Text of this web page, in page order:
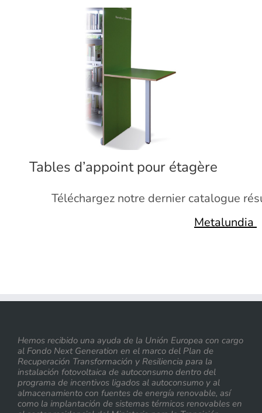
Tables d’appoint pour étagère
Téléchargez notre dernier catalogue
Metalundia
Hemos recibido una ayuda de la Unión Europea con cargo
al Fondo Next Generation en el marco del Plan de
Recuperación Transformación y Resiliencia para la
instalación fotovoltaica de autoconsumo dentro del
programa de incentivos ligados al autoconsumo y al
almacenamiento con fuentes de energía renovable, así
como la implantación de sistemas térmicos renovables en